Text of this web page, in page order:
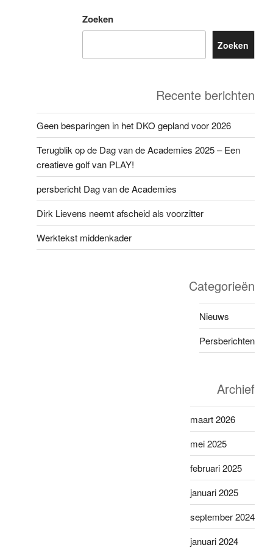
Zoeken
Zoeken
Recente berichten
Geen besparingen in het DKO gepland voor 2026
Terugblik op de Dag van de Academies 2025 – Een
creatieve golf van PLAY!
persbericht Dag van de Academies
Dirk Lievens neemt afscheid als voorzitter
Werktekst middenkader
Categorieën
Nieuws
Persberichten
Archief
maart 2026
mei 2025
februari 2025
januari 2025
september 2024
januari 2024